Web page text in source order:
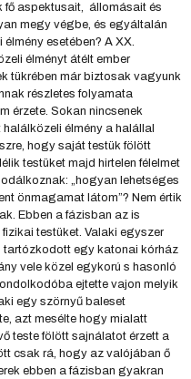
fő aspektusait, állomásait és
megy végbe, és egyáltalán
esetében? A XX.
élményt átélt ember
tükrében már biztosak vagyunk
részletes folyamata
érzete. Sokan nincsenek
élmény a halállal
hogy saját testük fölött
testüket majd hirtelen félelmet
„hogyan lehetséges
önmagamat látom”? Nem értik
Ebben a fázisban az is
testüket. Valaki egyszer
tartózkodott egy katonai kórház
vele közel egykorú s hasonló
ejtette vajon melyik
egy szörnyű baleset
azt mesélte hogy mialatt
teste fölött sajnálatot érzett a
csak rá, hogy az valójában ő
ebben a fázisban gyakran